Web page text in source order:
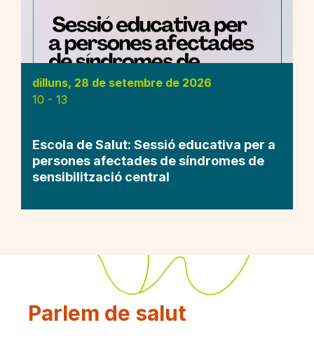
dilluns, 28 de setembre de 2026
10 - 13
Escola de Salut: Sessió educativa per a
persones afectades de síndromes de
sensibilització central
Parlem de salut